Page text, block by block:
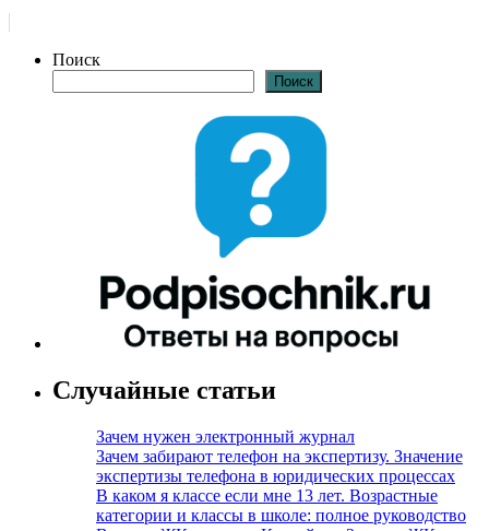
Поиск
Поиск
Случайные статьи
Зачем нужен электронный журнал
Зачем забирают телефон на экспертизу. Значение
экспертизы телефона в юридических процессах
В каком я классе если мне 13 лет. Возрастные
категории и классы в школе: полное руководство